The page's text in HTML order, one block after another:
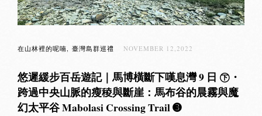
在山林裡的呢喃 臺灣島群巡禮 NOVEMBER 12,2022
悠遲緩步百岳遊記｜馬博橫斷下嘆息灣 9 日 ㊦・
跨過中央山脈的瘦稜與斷崖：馬布谷的晨霧與魔
幻太平谷 Mabolasi Crossing Trail ➌